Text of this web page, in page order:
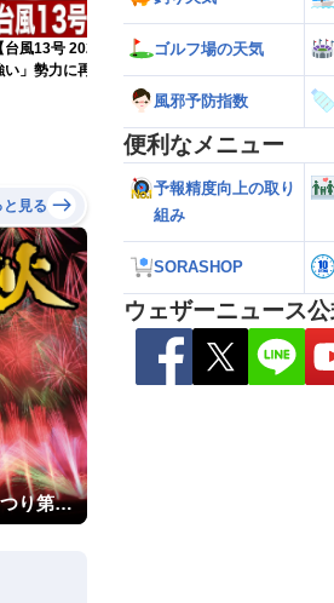
【台風13号 2026】沖縄付近で「非常に
い」勢力に再発達 荒天に厳重警戒を
【台風15号
気象予報
と見る
市川三郷町ふるさと夏まつり第38回神明の花火大会
ゴルフ場の天気
風邪予防指数
便利なメニュー
予報精度向上の取り
組み
SORASHOP
ウェザーニュース